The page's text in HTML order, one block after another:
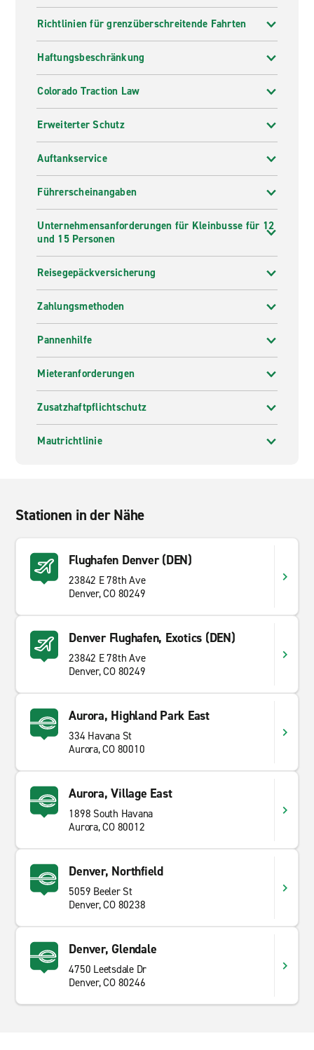
Richtlinien für grenzüberschreitende Fahrten
Haftungsbeschränkung
Colorado Traction Law
Erweiterter Schutz
Auftankservice
Führerscheinangaben
Unternehmensanforderungen für Kleinbusse für 12
und 15 Personen
Reisegepäckversicherung
Zahlungsmethoden
Pannenhilfe
Mieteranforderungen
Zusatzhaftpflichtschutz
Mautrichtlinie
Stationen in der Nähe
Flughafen Denver (DEN)
23842 E 78th Ave
Denver, CO 80249
Denver Flughafen, Exotics (DEN)
23842 E 78th Ave
Denver, CO 80249
Aurora, Highland Park East
334 Havana St
Aurora, CO 80010
Aurora, Village East
1898 South Havana
Aurora, CO 80012
Denver, Northfield
5059 Beeler St
Denver, CO 80238
Denver, Glendale
4750 Leetsdale Dr
Denver, CO 80246